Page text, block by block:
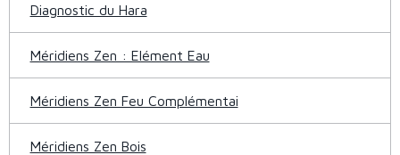
Diagnostic du Hara
Méridiens Zen : Elément Eau
Méridiens Zen Feu Complémentai
Méridiens Zen Bois